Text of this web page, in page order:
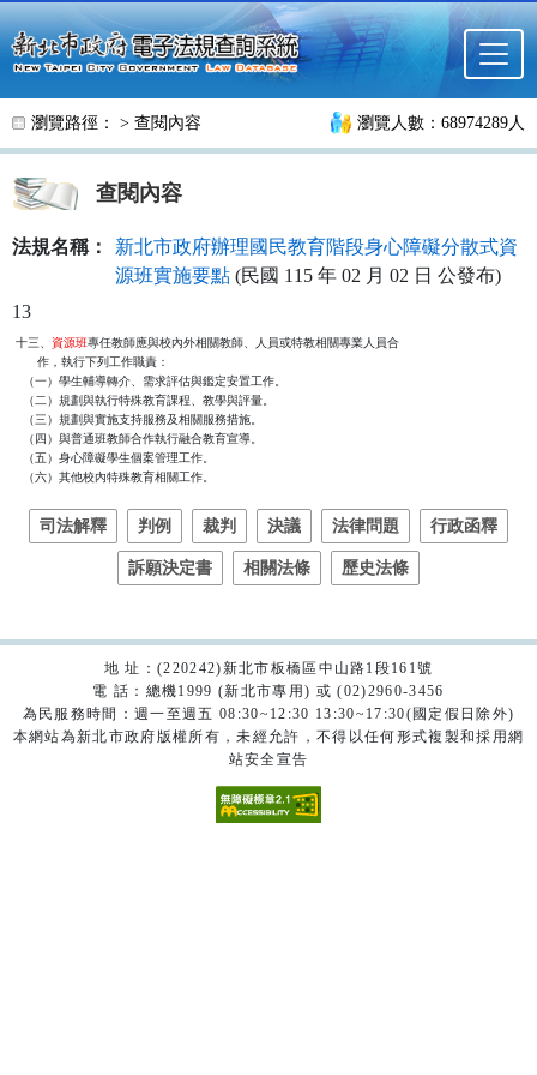
跳至主要內容
瀏覽路徑： > 查閱內容 瀏覽人數：68974289人
查閱內容
法規名稱：
新北市政府辦理國民教育階段身心障礙分散式資
源班實施要點 (民國 115 年 02 月 02 日 公發布)
13
十三、 資源班專任教師應與校內外相關教師、人員或特教相關專業人員合
      作，執行下列工作職責：
  （一）學生輔導轉介、需求評估與鑑定安置工作。
  （二）規劃與執行特殊教育課程、教學與評量。
  （三）規劃與實施支持服務及相關服務措施。
  （四）與普通班教師合作執行融合教育宣導。
  （五）身心障礙學生個案管理工作。
  （六）其他校內特殊教育相關工作。
司法解釋 判例 裁判 決議 法律問題 行政函釋
訴願決定書 相關法條 歷史法條
地 址：(220242)新北市板橋區中山路1段161號
電 話：總機1999 (新北市專用) 或 (02)2960-3456
為民服務時間：週一至週五 08:30~12:30 13:30~17:30(國定假日除外)
本網站為新北市政府版權所有，未經允許，不得以任何形式複製和採用網
站安全宣告